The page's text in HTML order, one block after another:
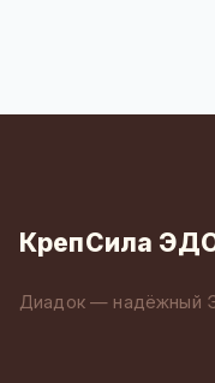
КрепСила
Диадок — надёжный